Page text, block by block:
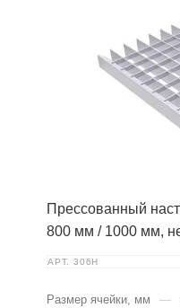
Прессованный
800 мм / 1000 мм,
АРТ. 306Н
Размер ячейки, мм —